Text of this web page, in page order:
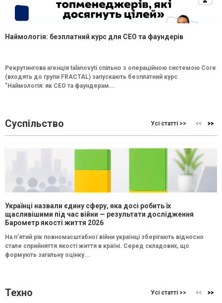
Наймологія: безплатний курс для CEO та фаундерів
Рекрутингова агенція talanovyti спільно з операційною системою Core
(входять до групи FRACTAL) запускають безплатний курс
"Наймологія: як СEO та фаундерам...
Суспільство Усі статті >>
Українці назвали єдину сферу, яка досі робить їх
щасливішими під час війни — результати дослідження
Барометр якості життя 2026
На п’ятий рік повномасштабної війни українці зберігають відносно
стале сприйняття якості життя в країні. Серед складових, що
формують загальну оцінку...
Техно Усі статті >>